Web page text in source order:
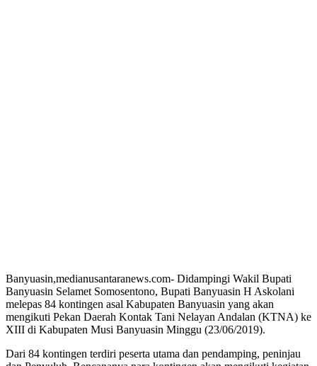
Banyuasin,medianusantaranews.com- Didampingi Wakil Bupati
Banyuasin Selamet Somosentono, Bupati Banyuasin H Askolani
melepas 84 kontingen asal Kabupaten Banyuasin yang akan
mengikuti Pekan Daerah Kontak Tani Nelayan Andalan (KTNA) ke
XIII di Kabupaten Musi Banyuasin Minggu (23/06/2019).
Dari 84 kontingen terdiri peserta utama dan pendamping, peninjau